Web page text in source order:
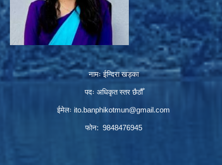
नामः ईन्दिरा खड्का
पदः अधिकृत स्तर छैठौँ
ईमेलः ito.banphikotmun@gmail.com
फोन: 9848476945